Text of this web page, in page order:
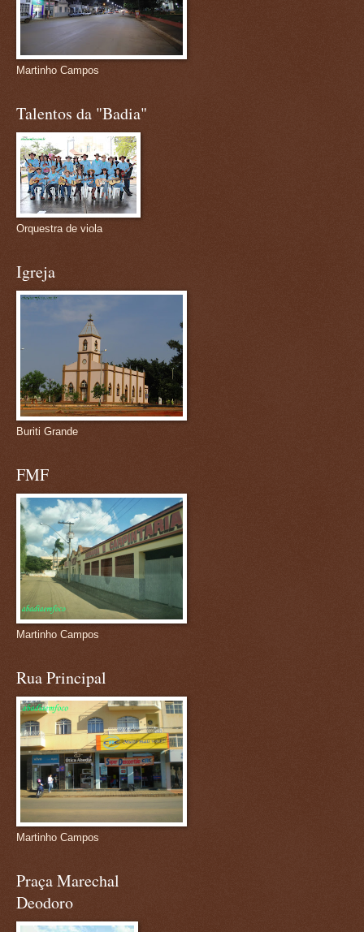
Martinho Campos
Talentos da "Badia"
Orquestra de viola
Igreja
Buriti Grande
FMF
Martinho Campos
Rua Principal
Martinho Campos
Praça Marechal
Deodoro